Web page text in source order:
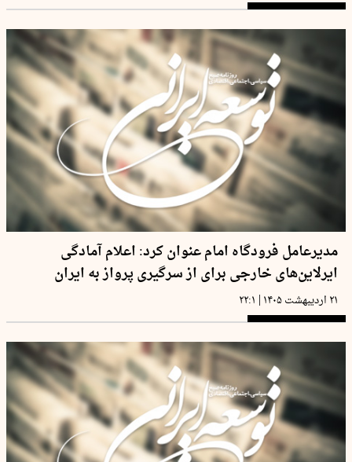
مدیرعامل فرودگاه امام عنوان کرد: اعلام آمادگی
ایرلاین‌های خارجی برای از سرگیری پرواز به ایران
۲۱ اردیبهشت ۱۴۰۵ | ۲۲:۱